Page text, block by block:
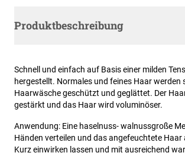
Produktbeschreibung
Schnell und einfach auf Basis einer milden
hergestellt. Normales und feines Haar werden
Haarwäsche geschützt und geglättet. Der
gestärkt und das Haar wird voluminöser.
Anwendung: Eine haselnuss- walnussgroße
Händen verteilen und das angefeuchtete
Kurz einwirken lassen und mit ausreichend